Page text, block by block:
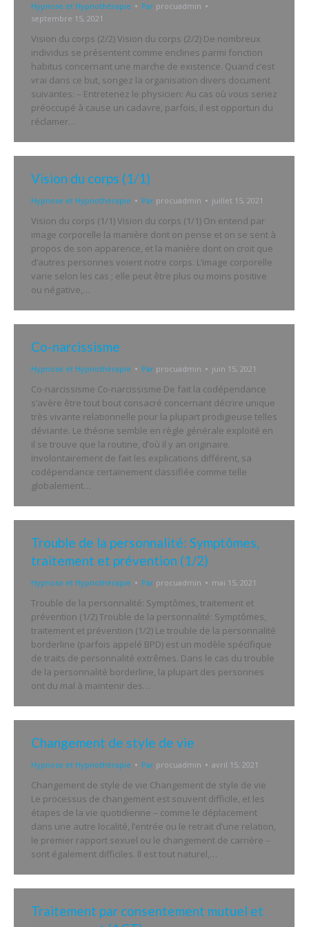
Hypnose et Hypnothérapie Par procuadmin
septembre 15, 2021
Vision du corps (2/2) Vision du corps (2/2) De nombreux
individus se présentent comme enclines parmi fonction
habitus concernant une marche de existence. Quand c’est
vrai dans ce but, songez la organisation divers document
suivantes: – Entretenez le physicien: Au cas où vous seriez
préoccupé à cause un cadavre, parfois, il est opportun du
réclamer…
Vision du corps (1/1)
Hypnose et Hypnothérapie Par procuadmin juillet 15, 2021
Vision du corps (1/1) Vision du corps (1/1) On entend par
image corporelle la manière dont on pense et on se sent à
propos de son apparence, et la manière dont on croit que
d’autres personnes voient notre corps. L’image corporelle
varie selon les cas ; elle peut être plus ou moins positive
ou négative,…
Co-narcissisme
Hypnose et Hypnothérapie Par procuadmin juin 15, 2021
Co-narcissisme Co-narcissisme De fait la codépendance
s’avère être tout bout consacré concernant décrire unique
très vivante relationnelle pour la plupart prodigieuse telles
déviante. Le théorie semble en règle générale exploité en
il se trouve que la routine, d’où il y an originaire.
Involontairement de fait les explications différent, sa
codépendance certainement classifiée comme telle
globalement…
Trouble de la personnalité: Symptômes,
traitement et prévention (1/2)
Hypnose et Hypnothérapie Par procuadmin mai 15, 2021
Trouble de la personnalité: Symptômes, traitement et
prévention (1/2) Trouble de la personnalité: Symptômes,
traitement et prévention (1/2) Le trouble de la personnalité
borderline (parfois appelé BPD) est un modèle spécifique
de traits de personnalité extrêmes. Dans le cas du trouble
de la personnalité borderline, la plupart des personnes
ont du mal à maintenir des…
Changement de style de vie
Hypnose et Hypnothérapie Par procuadmin avril 15, 2021
Changement de style de vie Changement de style de vie
Le processus de changement est souvent difficile, et les
étapes de la vie quotidienne – comme le déplacement
dans une autre localité, l’entrée ou le retrait d’une relation,
le premier rapport sexuel ou le changement de carrière –
sont également difficiles. Il est tout naturel,…
Traitement par consentement mutuel et